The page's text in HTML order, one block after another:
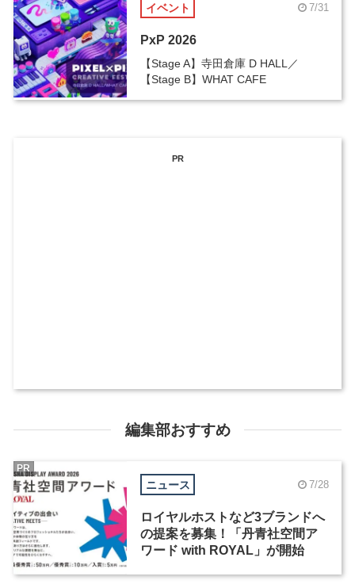
イベント 7/31
PxP 2026
【Stage A】寺田倉庫 D HALL／
【Stage B】WHAT CAFE
PR
編集部おすすめ
ニュース 7/28
ロイヤルホストなど3ブランドへ
の提案を募集！「丹青社空間ア
ワード with ROYAL」が開始
PR